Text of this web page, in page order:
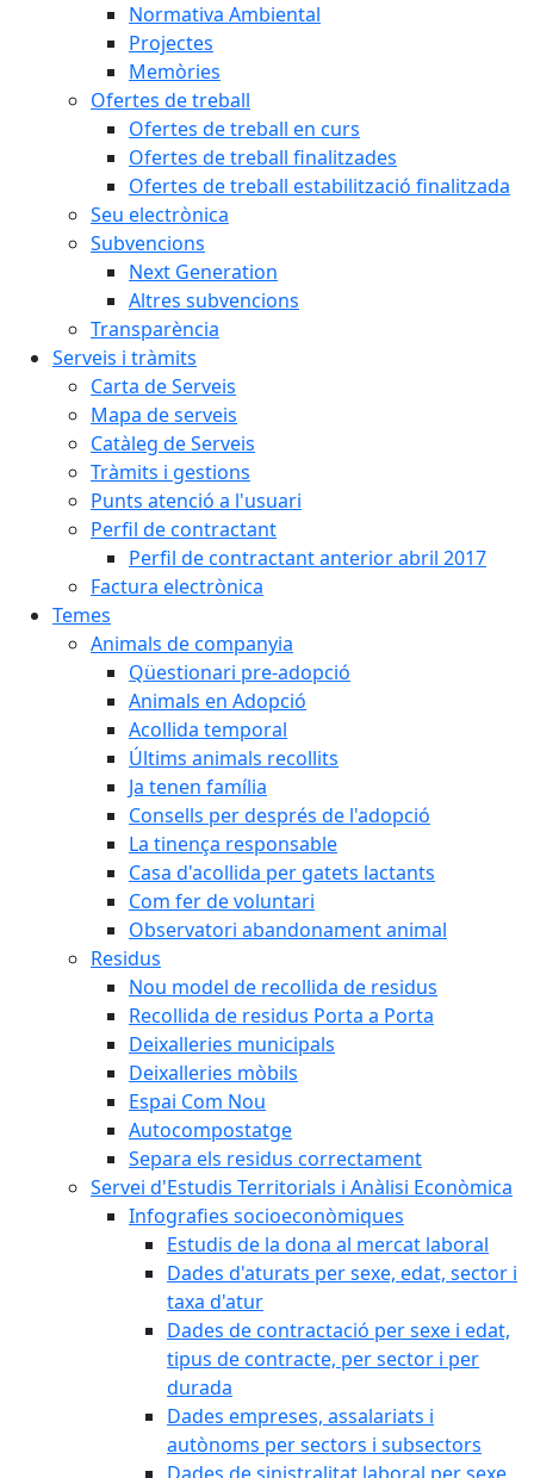
Normativa Ambiental
Projectes
Memòries
Ofertes de treball
Ofertes de treball en curs
Ofertes de treball finalitzades
Ofertes de treball estabilització finalitzada
Seu electrònica
Subvencions
Next Generation
Altres subvencions
Transparència
Serveis i tràmits
Carta de Serveis
Mapa de serveis
Catàleg de Serveis
Tràmits i gestions
Punts atenció a l'usuari
Perfil de contractant
Perfil de contractant anterior abril 2017
Factura electrònica
Temes
Animals de companyia
Qüestionari pre-adopció
Animals en Adopció
Acollida temporal
Últims animals recollits
Ja tenen família
Consells per després de l'adopció
La tinença responsable
Casa d'acollida per gatets lactants
Com fer de voluntari
Observatori abandonament animal
Residus
Nou model de recollida de residus
Recollida de residus Porta a Porta
Deixalleries municipals
Deixalleries mòbils
Espai Com Nou
Autocompostatge
Separa els residus correctament
Servei d'Estudis Territorials i Anàlisi Econòmica
Infografies socioeconòmiques
Estudis de la dona al mercat laboral
Dades d'aturats per sexe, edat, sector i
taxa d'atur
Dades de contractació per sexe i edat,
tipus de contracte, per sector i per
durada
Dades empreses, assalariats i
autònoms per sectors i subsectors